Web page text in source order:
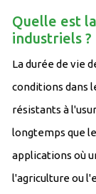
Quelle est
industriels ?
La durée de vie
conditions dans
résistants à
longtemps que
applications où
l'agriculture ou